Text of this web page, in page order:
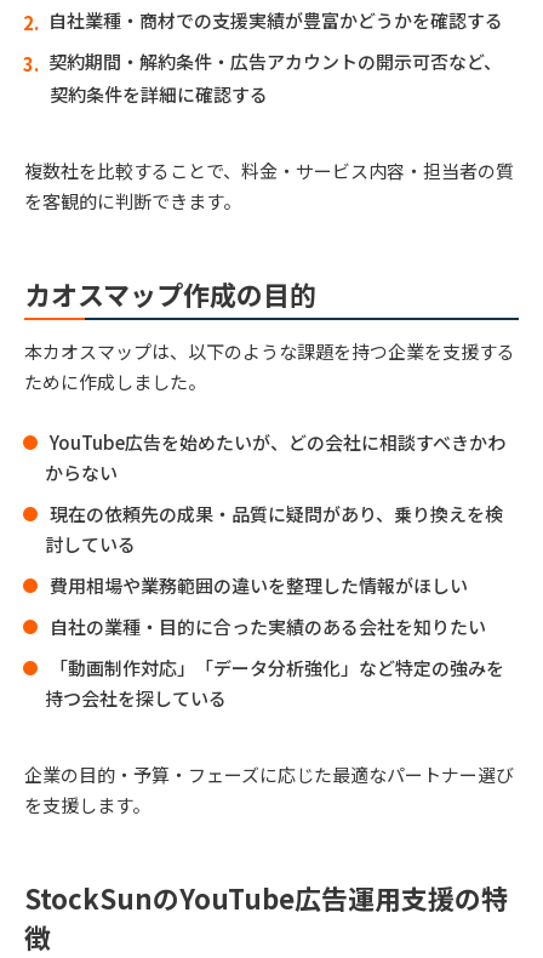
自社業種・商材での支援実績が豊富かどうかを確認する
契約期間・解約条件・広告アカウントの開示可否など、
契約条件を詳細に確認する
複数社を比較することで、料金・サービス内容・担当者の質
を客観的に判断できます。
カオスマップ作成の目的
本カオスマップは、以下のような課題を持つ企業を支援する
ために作成しました。
YouTube広告を始めたいが、どの会社に相談すべきかわ
からない
現在の依頼先の成果・品質に疑問があり、乗り換えを検
討している
費用相場や業務範囲の違いを整理した情報がほしい
自社の業種・目的に合った実績のある会社を知りたい
「動画制作対応」「データ分析強化」など特定の強みを
持つ会社を探している
企業の目的・予算・フェーズに応じた最適なパートナー選び
を支援します。
StockSunのYouTube広告運用支援の特
徴